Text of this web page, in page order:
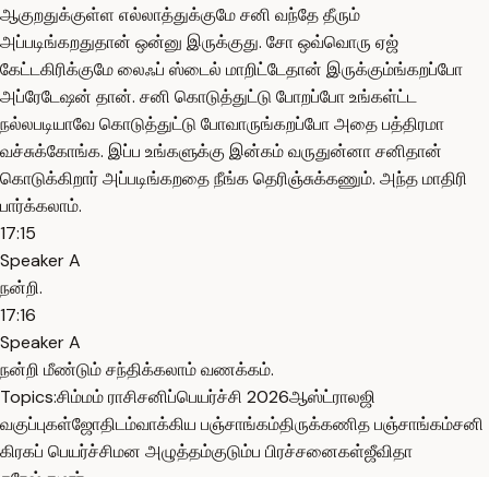
ஆகுறதுக்குள்ள எல்லாத்துக்குமே சனி வந்தே தீரும்
அப்படிங்கறதுதான் ஒன்னு இருக்குது. சோ ஒவ்வொரு ஏஜ்
கேட்டகிரிக்குமே லைஃப் ஸ்டைல் மாறிட்டேதான் இருக்கும்ங்கறப்போ
அப்ரேடேஷன் தான். சனி கொடுத்துட்டு போறப்போ உங்கள்ட்ட
நல்லபடியாவே கொடுத்துட்டு போவாருங்கறப்போ அதை பத்திரமா
வச்சுக்கோங்க. இப்ப உங்களுக்கு இன்கம் வருதுன்னா சனிதான்
கொடுக்கிறார் அப்படிங்கறதை நீங்க தெரிஞ்சுக்கணும். அந்த மாதிரி
பார்க்கலாம்.
17:15
Speaker A
நன்றி.
17:16
Speaker A
நன்றி மீண்டும் சந்திக்கலாம் வணக்கம்.
Topics:சிம்மம் ராசிசனிப்பெயர்ச்சி 2026ஆஸ்ட்ராலஜி
வகுப்புகள்ஜோதிடம்வாக்கிய பஞ்சாங்கம்திருக்கணித பஞ்சாங்கம்சனி
கிரகப் பெயர்ச்சிமன அழுத்தம்குடும்ப பிரச்சனைகள்ஜீவிதா